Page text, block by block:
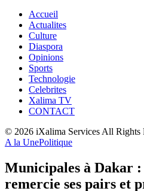
Accueil
Actualites
Culture
Diaspora
Opinions
Sports
Technologie
Celebrites
Xalima TV
CONTACT
© 2026 iXalima Services All Rights
A la UnePolitique
Municipales à Dakar :
remercie ses pairs et